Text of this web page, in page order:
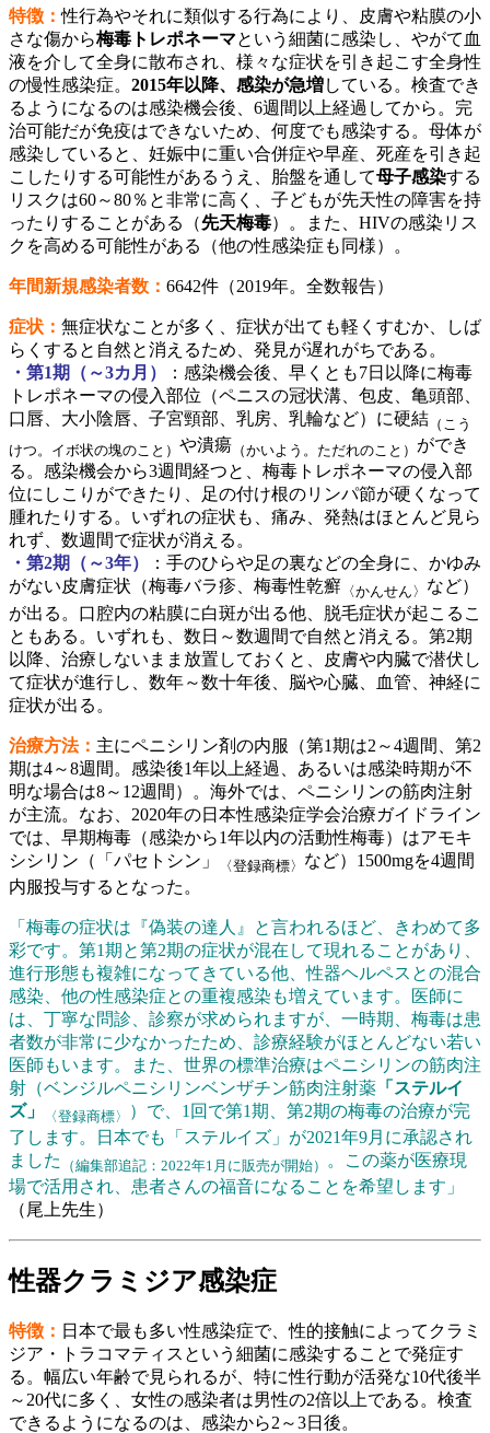
特徴：性行為やそれに類似する行為により、皮膚や粘膜の小
さな傷から梅毒トレポネーマという細菌に感染し、やがて血
液を介して全身に散布され、様々な症状を引き起こす全身性
の慢性感染症。 2015年以降、感染が急増している。検査でき
るようになるのは感染機会後、6週間以上経過してから。完
治可能だが免疫はできないため、何度でも感染する。母体が
感染していると、妊娠中に重い合併症や早産、死産を引き起
こしたりする可能性があるうえ、胎盤を通して母子感染する
リスクは60～80％と非常に高く、子どもが先天性の障害を持
ったりすることがある（先天梅毒）。また、HIVの感染リス
クを高める可能性がある（他の性感染症も同様）。
年間新規感染者数 ： 6642件（2019年。 全数報告）
症状： 無症状なことが多く、症状が出ても軽くすむか、しば
らくすると自然と消えるため、発見が遅れがちである。
・第1期（～3カ月）
：感染機会後、早くとも7日以降に梅毒
トレポネーマの侵入部位（ペニスの冠状溝、包皮、亀頭部、
口唇、大小陰唇、子宮頸部、乳房、乳輪など）に硬結 （こう
けつ。イボ状の塊のこと） や潰瘍 （かいよう。ただれのこと） ができ
る。感染機会から3週間経つと、梅毒トレポネーマの侵入部
位にしこりができたり、足の付け根のリンパ節が硬くなって
腫れたりする。いずれの症状も、痛み、発熱はほとんど見ら
れず、数週間で症状が消える。
・第2期（～3年）
：手のひらや足の裏などの全身に、かゆみ
がない皮膚症状（梅毒バラ疹、梅毒性乾癬 〈かんせん〉 など）
が出る。口腔内の粘膜に白斑が出る他、脱毛症状が起こるこ
ともある。いずれも、数日～数週間で自然と消える。第2期
以降、治療しないまま放置しておくと、皮膚や内臓で潜伏し
て症状が進行し、数年～数十年後、脳や心臓、血管、神経に
症状が出る。
治療方法： 主にペニシリン剤の内服（第1期は2～4週間、第2
期は4～8週間。感染後1年以上経過、あるいは感染時期が不
明な場合は8～12週間）。海外では、ペニシリンの筋肉注射
が主流。なお、2020年の日本性感染症学会治療ガイドライン
では、早期梅毒（感染から1年以内の活動性梅毒）はアモキ
シシリン（「パセトシン」
〈登録商標〉 など）1500mgを4週間
内服投与するとなった。
「梅毒の症状は『偽装の達人』と言われるほど、きわめて多
彩です。第1期と第2期の症状が混在して現れることがあり、
進行形態も複雑になってきている他、性器ヘルペスとの混合
感染、他の性感染症との重複感染も増えています。医師に
は、丁寧な問診、診察が求められますが、一時期、梅毒は患
者数が非常に少なかったため、診療経験がほとんどない若い
医師もいます。また、世界の標準治療はペニシリンの筋肉注
射（ベンジルペニシリンベンザチン筋肉注射薬 「ステルイ
ズ」
〈登録商標〉
）で、1回で第1期、第2期の梅毒の治療が完
了します。日本でも「ステルイズ」が2021年9月に承認され
ました
（編集部追記：2022年1月に販売が開始）
。この薬が医療現
場で活用され、患者さんの福音になることを希望します」
（尾上先生）
性器クラミジア感染症
特徴： 日本で最も多い性感染症で、性的接触によってクラミ
ジア・トラコマティスという細菌に感染することで発症す
る。幅広い年齢で見られるが、特に性行動が活発な10代後半
～20代に多く、女性の感染者は男性の2倍以上である。検査
できるようになるのは、感染から2～3日後。